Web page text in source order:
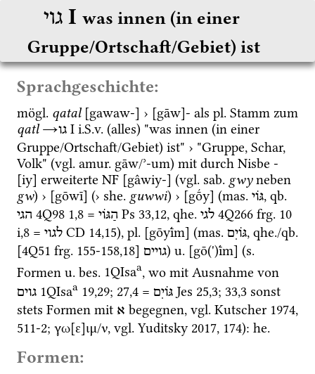
גוי ‎ I was innen (in einer
Gruppe/Ortschaft/Gebiet) ist
Sprachgeschichte:
mögl. qatal [gawaw-] › [gāw]- als pl.
qatl →גו ‎ I i.S.v. (alles) "was innen (in einer
Gruppe/Ortschaft/Gebiet) ist" › "Gruppe, Schar,
Volk" (vgl. amur. gāw/ʾ-um) mit durch Nisbe -
[iy] erweiterte NF [gâwiy-] (vgl. sab. gwy
gw) › [gōwī] (› she. guwwi) › [gṓy] (mas. גֹּוי, qb.
הגי 4Q98 1,8 = הַגּוֹי Ps 33,12, qhe. לגי 4Q266 frg. 10
i,8 = לגוי CD 14,15), pl. [gōyī́m] (mas. גֹּויִם, qhe./qb.
[4Q51 frg. 155-158,18] גויים) u. [gō(')ī́m] (s.
Formen u. bes. 1QIsaa
גוים 1QIsaa 19,29; 27,4 = גּוֹיִם Jes 25,3; 33,3 sonst
stets Formen mit א begegnen, vgl. Kutscher 1974,
511-2; γω[ε]ιμ/ν, vgl. Yuditsky 2017, 174): he.
Formen: